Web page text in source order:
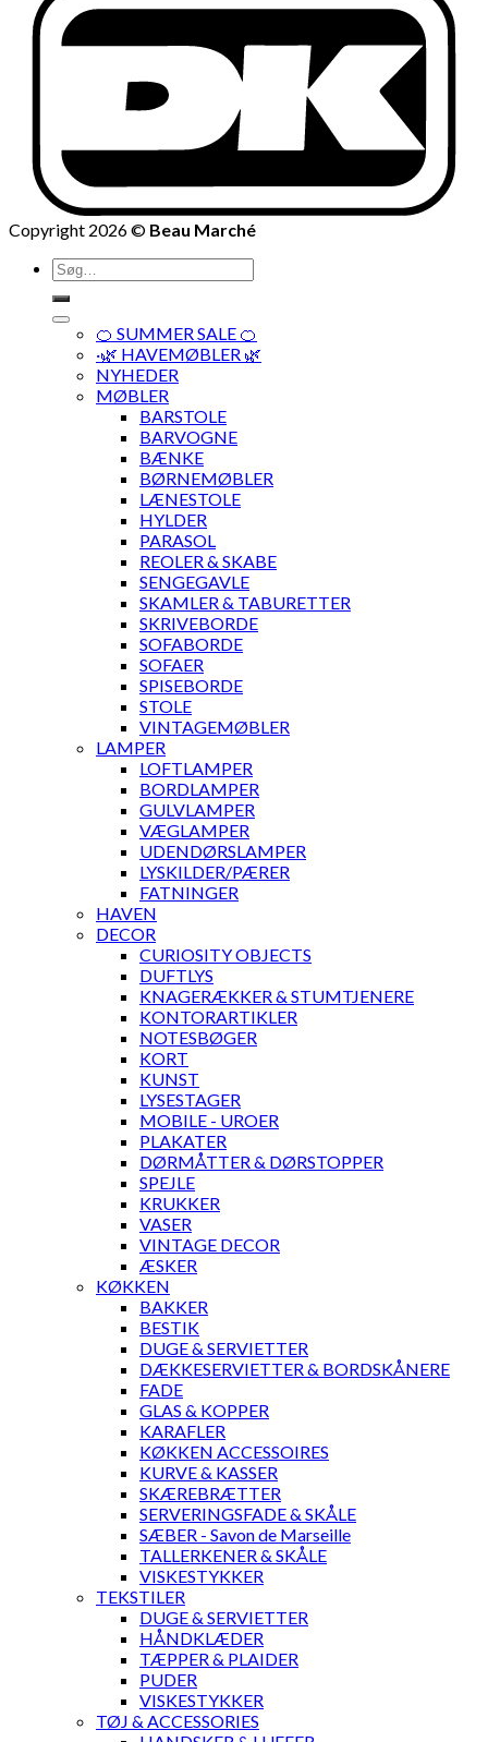
Copyright 2026 © Beau Marché
Søg
efter:
🍊 SUMMER SALE 🍊
·🌿 HAVEMØBLER 🌿
NYHEDER
MØBLER
BARSTOLE
BARVOGNE
BÆNKE
BØRNEMØBLER
LÆNESTOLE
HYLDER
PARASOL
REOLER & SKABE
SENGEGAVLE
SKAMLER & TABURETTER
SKRIVEBORDE
SOFABORDE
SOFAER
SPISEBORDE
STOLE
VINTAGEMØBLER
LAMPER
LOFTLAMPER
BORDLAMPER
GULVLAMPER
VÆGLAMPER
UDENDØRSLAMPER
LYSKILDER/PÆRER
FATNINGER
HAVEN
DECOR
CURIOSITY OBJECTS
DUFTLYS
KNAGERÆKKER & STUMTJENERE
KONTORARTIKLER
NOTESBØGER
KORT
KUNST
LYSESTAGER
MOBILE - UROER
PLAKATER
DØRMÅTTER & DØRSTOPPER
SPEJLE
KRUKKER
VASER
VINTAGE DECOR
ÆSKER
KØKKEN
BAKKER
BESTIK
DUGE & SERVIETTER
DÆKKESERVIETTER & BORDSKÅNERE
FADE
GLAS & KOPPER
KARAFLER
KØKKEN ACCESSOIRES
KURVE & KASSER
SKÆREBRÆTTER
SERVERINGSFADE & SKÅLE
SÆBER - Savon de Marseille
TALLERKENER & SKÅLE
VISKESTYKKER
TEKSTILER
DUGE & SERVIETTER
HÅNDKLÆDER
TÆPPER & PLAIDER
PUDER
VISKESTYKKER
TØJ & ACCESSORIES